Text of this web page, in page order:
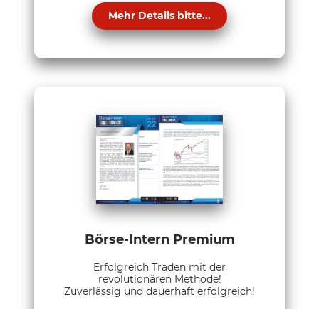
Mehr Details bitte...
Börse-Intern Premium
Erfolgreich Traden mit der
revolutionären Methode!
Zuverlässig und dauerhaft erfolgreich!